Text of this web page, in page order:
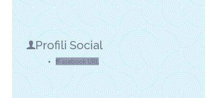
Profili Social
Facebook URL